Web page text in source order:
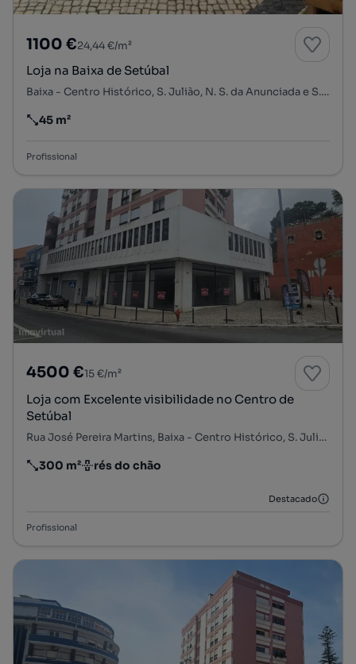
1100 €24,44 €/m²
Loja na Baixa de Setúbal
Baixa - Centro Histórico, S. Julião, N. S. da Anunciada e S. Maria da Graça, Setúbal, Setúbal
Preço por metro quadrado
45 m²
Profissional
4500 €15 €/m²
Loja com Excelente visibilidade no Centro de
Setúbal
Rua José Pereira Martins, Baixa - Centro Histórico, S. Julião, N. S. da Anunciada e S. Maria da Graça, Setúbal, Setúbal
Preço por metro quadrado
300 m²
Andar rés do chão
Destacado
Profissional